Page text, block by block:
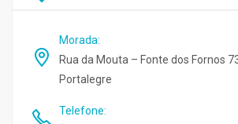
Morada:
Rua da Mouta – Fonte dos Fornos
Portalegre
Telefone: